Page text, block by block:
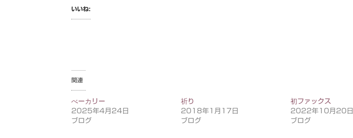
いいね:
関連
べーカリー
2025年4月24日
ブログ
祈り
2018年1月17日
ブログ
初ファックス
2022年10月20日
ブログ